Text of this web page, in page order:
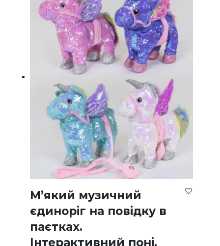
М’який музичний
єдиноріг на повідку в
паєтках.
Інтерактивний поні.